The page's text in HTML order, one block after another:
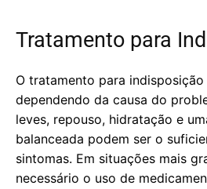
Tratamento para
O tratamento para
dependendo da causa do
leves, repouso, hidratação e
balanceada podem ser o
sintomas. Em situações mais
necessário o uso de